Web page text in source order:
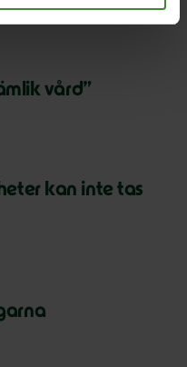
vård”
kan inte tas